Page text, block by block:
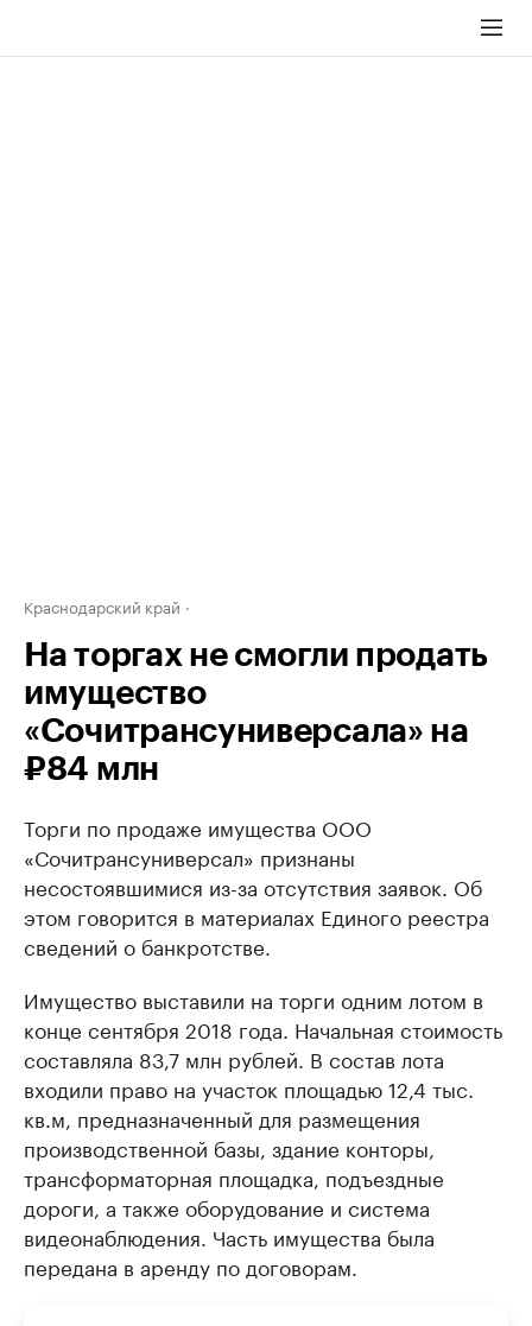
Краснодарский край
На торгах не смогли продать
имущество
«Сочитрансуниверсала» на
₽84 млн
Торги по продаже имущества ООО
«Сочитрансуниверсал» признаны
несостоявшимися из-за отсутствия заявок. Об
этом говорится в материалах Единого реестра
сведений о банкротстве.
Имущество выставили на торги одним лотом в
конце сентября 2018 года. Начальная стоимость
составляла 83,7 млн рублей. В состав лота
входили право на участок площадью 12,4 тыс.
кв.м, предназначенный для размещения
производственной базы, здание конторы,
трансформаторная площадка, подъездные
дороги, а также оборудование и система
видеонаблюдения. Часть имущества была
передана в аренду по договорам.